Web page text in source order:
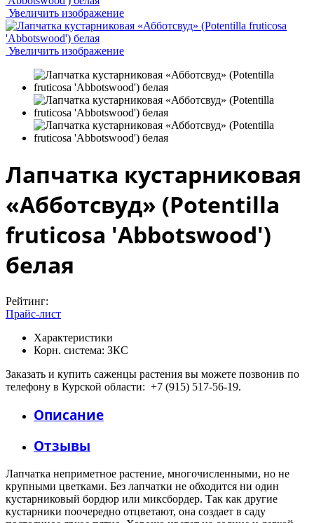
Увеличить изображение
Увеличить изображение
Лапчатка кустарниковая
«Абботсвуд» (Potentilla
fruticosa 'Abbotswood')
белая
Рейтинг:
Прайс-лист
Характеристики
Корн. система: ЗКС
Заказать и купить саженцы растения вы можете позвонив по
телефону в Курской области: +7 (915) 517-56-19.
Описание
Отзывы
Лапчатка неприметное растение, многочисленными, но не
крупными цветками. Без лапчатки не обходится ни один
кустарниковый бордюр или миксбордер. Так как другие
кустарники поочередно отцветают, она создает в саду